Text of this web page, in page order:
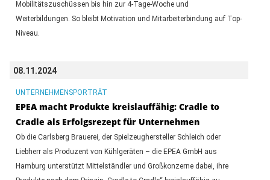
Mobilitätszuschüssen bis hin zur 4-Tage-Woche und
Weiterbildungen. So bleibt Motivation und Mitarbeiterbindung auf Top-
Niveau.
08.11.2024
UNTERNEHMENSPORTRÄT
EPEA macht Produkte kreislauffähig: Cradle to
Cradle als Erfolgsrezept für Unternehmen
Ob die Carlsberg Brauerei, der Spielzeughersteller Schleich oder
Liebherr als Produzent von Kühlgeräten – die EPEA GmbH aus
Hamburg unterstützt Mittelständler und Großkonzerne dabei, ihre